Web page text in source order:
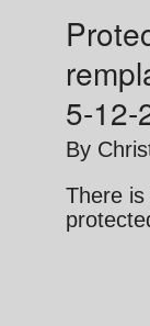
5-12-
By
There